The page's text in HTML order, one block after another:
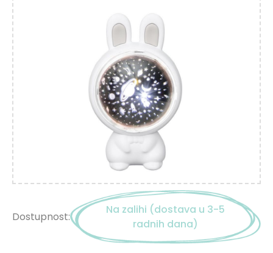
Dostupnost:
Na zalihi (dostava u 3-5
radnih dana)